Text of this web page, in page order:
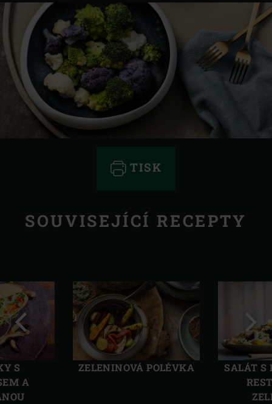
TISK
SOUVISEJÍCÍ RECEPTY
S
A
ZELENINOVÁ POLÉVKA
SALÁT S
Předchozí Další